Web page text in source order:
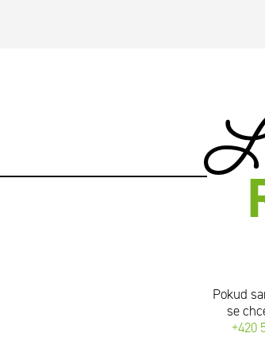
Pokud
se
+420